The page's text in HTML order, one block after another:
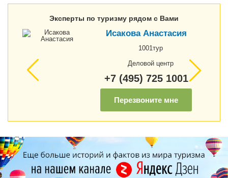
Эксперты по туризму рядом с Вами
Исакова Анастасия
1001тур
Деловой центр
+7 (495) 725 1001
Перезвоните мне